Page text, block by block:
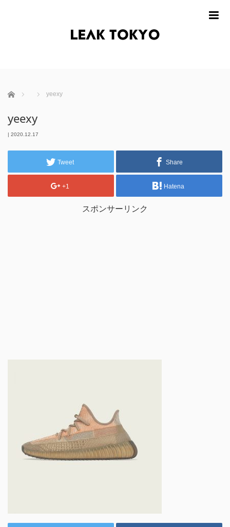
ホーム yeexy
yeexy
| 2020.12.17
Tweet Share
+1 Hatena
スポンサーリンク